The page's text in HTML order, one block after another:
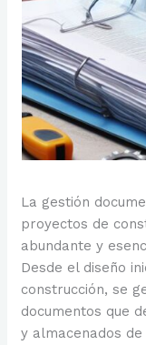
La gestión
proyectos de
abundante y
Desde el diseño
construcción, se
documentos que
y almacenados